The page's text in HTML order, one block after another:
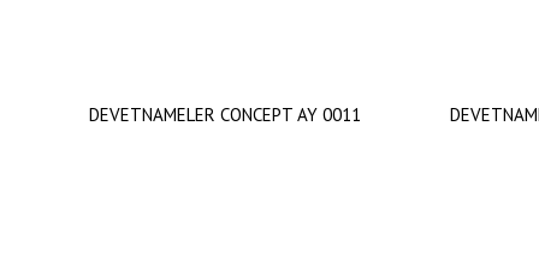
DEVETNAMELER CONCEPT AY 0011